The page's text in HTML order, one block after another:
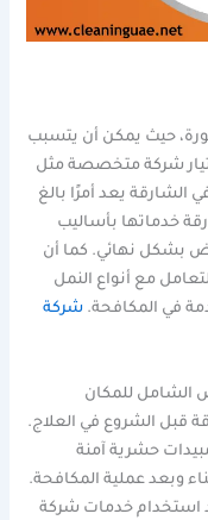
حيث يمكن أن يتسبب
شركة متخصصة مثل
يعد أمرًا بالغ
خدماتها بأساليب
بشكل نهائي. كما أن
مع أنواع النمل
في المكافحة.شركة
الشامل للمكان
قبل الشروع في العلاج.
حشرية آمنة
وبعد عملية المكافحة.
استخدام خدمات شركة